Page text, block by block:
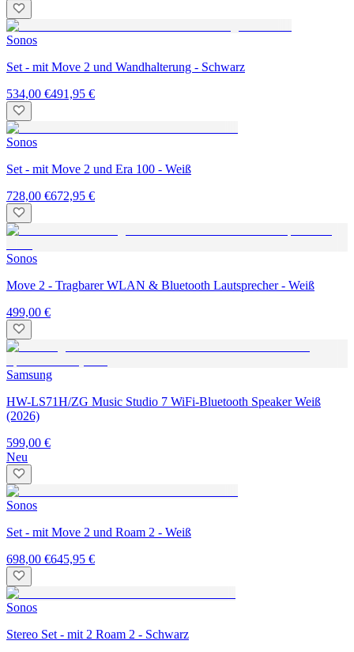
Sonos
Set - mit Move 2 und Wandhalterung - Schwarz
534,00 €491,95 €
Sonos
Set - mit Move 2 und Era 100 - Weiß
728,00 €672,95 €
Sonos
Move 2 - Tragbarer WLAN & Bluetooth Lautsprecher - Weiß
499,00 €
Samsung
HW-LS71H/ZG Music Studio 7 WiFi-Bluetooth Speaker Weiß
(2026)
599,00 €
Neu
Sonos
Set - mit Move 2 und Roam 2 - Weiß
698,00 €645,95 €
Sonos
Stereo Set - mit 2 Roam 2 - Schwarz